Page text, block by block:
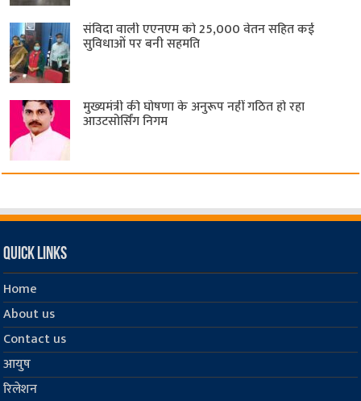
संविदा वाली एएनएम को 25,000 वेतन सहित कई
सुविधाओं पर बनी सहमति
मुख्यमंत्री की घोषणा के अनुरूप नहीं गठित हो रहा
आउटसोर्सिंग निगम
Quick Links
Home
About us
Contact us
आयुष
रिलेशन